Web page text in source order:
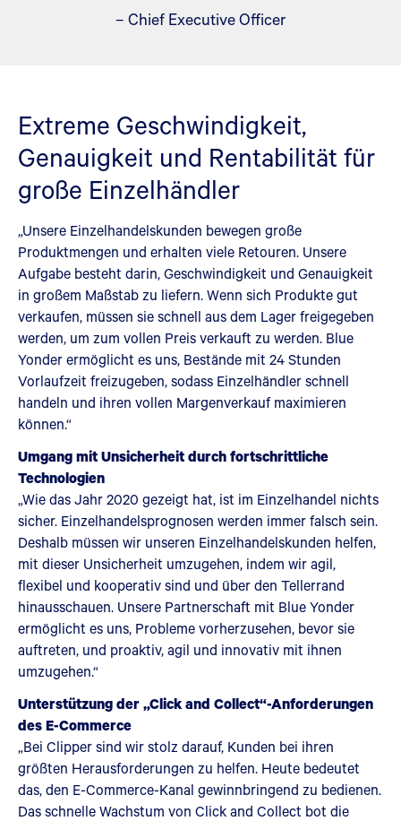
– Chief Executive Officer
Extreme Geschwindigkeit,
Genauigkeit und Rentabilität für
große Einzelhändler
„Unsere Einzelhandelskunden bewegen große
Produktmengen und erhalten viele Retouren. Unsere
Aufgabe besteht darin, Geschwindigkeit und Genauigkeit
in großem Maßstab zu liefern. Wenn sich Produkte gut
verkaufen, müssen sie schnell aus dem Lager freigegeben
werden, um zum vollen Preis verkauft zu werden. Blue
Yonder ermöglicht es uns, Bestände mit 24 Stunden
Vorlaufzeit freizugeben, sodass Einzelhändler schnell
handeln und ihren vollen Margenverkauf maximieren
können.“
Umgang mit Unsicherheit durch fortschrittliche
Technologien
„Wie das Jahr 2020 gezeigt hat, ist im Einzelhandel nichts
sicher. Einzelhandelsprognosen werden immer falsch sein.
Deshalb müssen wir unseren Einzelhandelskunden helfen,
mit dieser Unsicherheit umzugehen, indem wir agil,
flexibel und kooperativ sind und über den Tellerrand
hinausschauen. Unsere Partnerschaft mit Blue Yonder
ermöglicht es uns, Probleme vorherzusehen, bevor sie
auftreten, und proaktiv, agil und innovativ mit ihnen
umzugehen.“
Unterstützung der „Click and Collect“-Anforderungen
des E-Commerce
„Bei Clipper sind wir stolz darauf, Kunden bei ihren
größten Herausforderungen zu helfen. Heute bedeutet
das, den E-Commerce-Kanal gewinnbringend zu bedienen.
Das schnelle Wachstum von Click and Collect bot die